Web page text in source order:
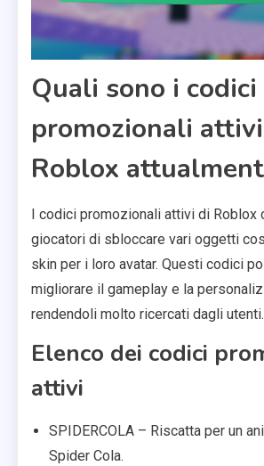
Quali sono i codici
promozionali
Roblox
I codici promozionali attivi di Roblox
giocatori di sbloccare vari oggetti
skin per i loro avatar. Questi codici
migliorare il gameplay e la
rendendoli molto ricercati dagli utenti.
Elenco dei codici
attivi
SPIDERCOLA – Riscatta per un
Spider Cola.